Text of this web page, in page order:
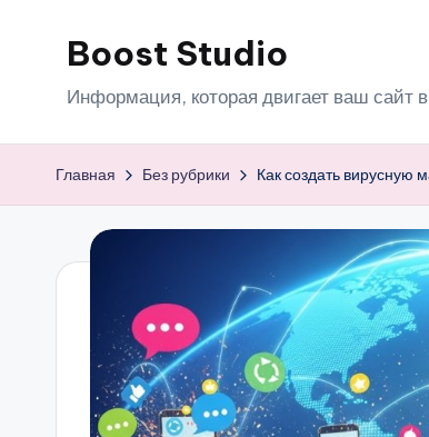
Boost Studio
Информация, которая двигает ваш сайт
Главная Без рубрики Как создать вирусную